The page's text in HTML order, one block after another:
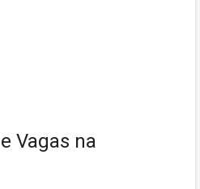
Vagas na